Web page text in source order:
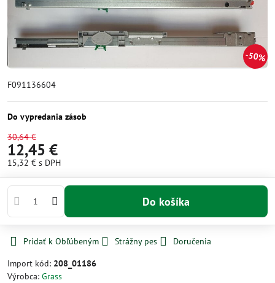
50%
F091136604
Do vypredania zásob
30,64 €
12,45 €
15,32 € s DPH
Do košíka
Pridať k Obľúbeným Strážny pes
Doručenia
Import kód: 208_01186
Výrobca: Grass